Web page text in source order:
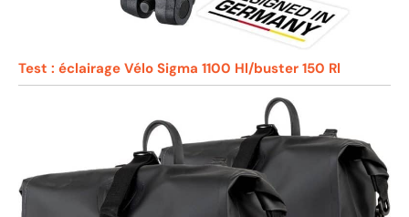
Test : éclairage Vélo Sigma 1100 Hl/buster 150 Rl